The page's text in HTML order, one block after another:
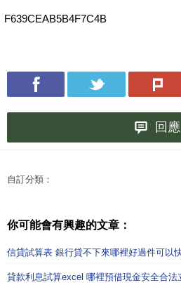
F639CEAB5B4F7C4B
回應
自訂分類：
你可能會有興趣的文章：
信貸試算表 銀行貸不下來哪裡好過件可以
貸款利息試算excel 哪裡預借現金安全合法